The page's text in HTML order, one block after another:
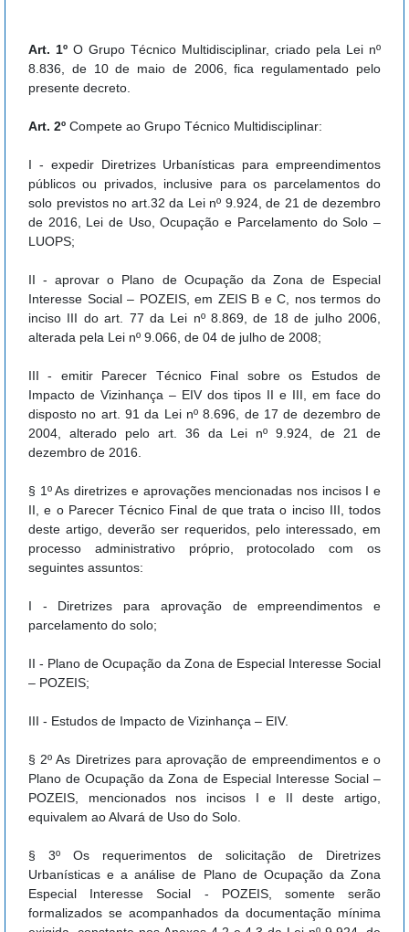
Art. 1º O Grupo Técnico Multidisciplinar, criado pela Lei nº
8.836, de 10 de maio de 2006, fica regulamentado pelo
presente decreto.
Art. 2º Compete ao Grupo Técnico Multidisciplinar:
I - expedir Diretrizes Urbanísticas para empreendimentos
públicos ou privados, inclusive para os parcelamentos do
solo previstos no art.32 da Lei nº 9.924, de 21 de dezembro
de 2016, Lei de Uso, Ocupação e Parcelamento do Solo –
LUOPS;
II - aprovar o Plano de Ocupação da Zona de Especial
Interesse Social – POZEIS, em ZEIS B e C, nos termos do
inciso III do art. 77 da Lei nº 8.869, de 18 de julho 2006,
alterada pela Lei nº 9.066, de 04 de julho de 2008;
III - emitir Parecer Técnico Final sobre os Estudos de
Impacto de Vizinhança – EIV dos tipos II e III, em face do
disposto no art. 91 da Lei nº 8.696, de 17 de dezembro de
2004, alterado pelo art. 36 da Lei nº 9.924, de 21 de
dezembro de 2016.
§ 1º As diretrizes e aprovações mencionadas nos incisos I e
II, e o Parecer Técnico Final de que trata o inciso III, todos
deste artigo, deverão ser requeridos, pelo interessado, em
processo administrativo próprio, protocolado com os
seguintes assuntos:
I - Diretrizes para aprovação de empreendimentos e
parcelamento do solo;
II - Plano de Ocupação da Zona de Especial Interesse Social
– POZEIS;
III - Estudos de Impacto de Vizinhança – EIV.
§ 2º As Diretrizes para aprovação de empreendimentos e o
Plano de Ocupação da Zona de Especial Interesse Social –
POZEIS, mencionados nos incisos I e II deste artigo,
equivalem ao Alvará de Uso do Solo.
§ 3º Os requerimentos de solicitação de Diretrizes
Urbanísticas e a análise de Plano de Ocupação da Zona
Especial Interesse Social - POZEIS, somente serão
formalizados se acompanhados da documentação mínima